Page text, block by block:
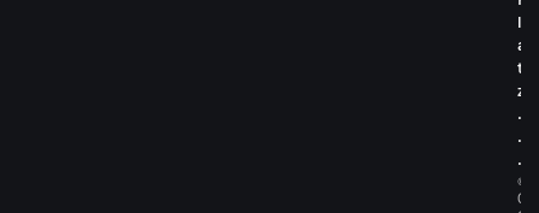
l
a
t
z
.
.
.
©
G